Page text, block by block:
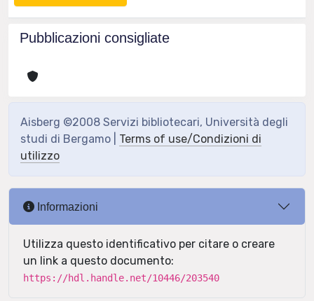
Pubblicazioni consigliate
Aisberg ©2008 Servizi bibliotecari, Università degli
studi di Bergamo | Terms of use/Condizioni di
utilizzo
Informazioni
Utilizza questo identificativo per citare o creare
un link a questo documento:
https://hdl.handle.net/10446/203540